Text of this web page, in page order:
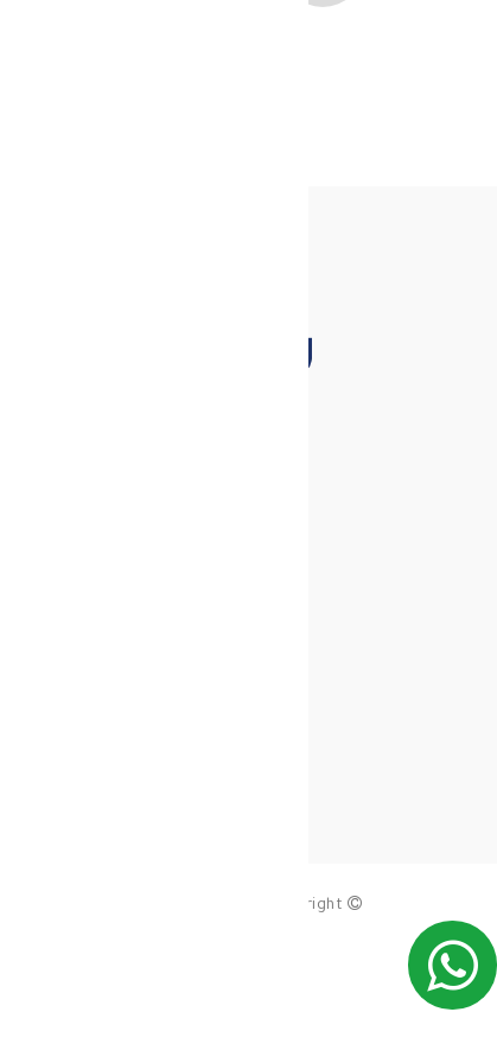
copy_right